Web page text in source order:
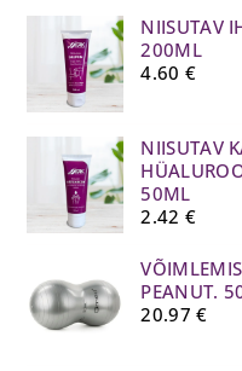
NIISUTAV
200ML
4.60 €
NIISUTAV
50ML
2.42 €
PEANUT.
20.97€